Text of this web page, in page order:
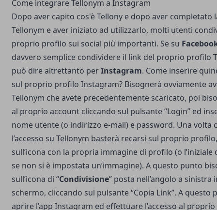
Come integrare Tellonym a Instagram
Dopo aver capito cos'è Tellony e dopo aver completato
Tellonym e aver iniziato ad utilizzarlo, molti utenti
proprio profilo sui social più importanti. Se su
davvero semplice condividere il link del proprio profilo
può dire altrettanto perInstagram. Come inserire
sul proprio profilo Instagram? Bisognerà ovviamente
Tellonym che avete precedentemente scaricato, poi
al proprio account cliccando sul pulsante “Login” ed
nome utente (o indirizzo e-mail) e password. Una volta
l’accesso su Tellonym basterà recarsi sul proprio
sull’icona con la propria immagine di profilo (o
se non si è impostata un’immagine). A questo punto
sull’icona di “Condivisione” posta nell’angolo a sinistra
schermo, cliccando sul pulsante “Copia Link”. A questo
aprire l’app Instagram ed effettuare l’accesso al